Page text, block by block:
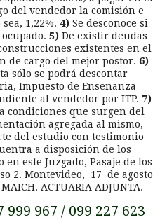
del vendedor la comisión e
1,22%. 4) Se desconoce si
5) De existir deudas
existentes en el
de cargo del mejor postor. 6)
sólo se podrá descontar
Impuesto de Enseñanza
al vendedor por ITP. 7)
condiciones que surgen del
agregada al mismo,
del estudio con testimonio
a disposición de los
este Juzgado, Pasaje de los
2. Montevideo, 17 de agosto
ACTUARIA ADJUNTA.
999 967 / 099 227 623